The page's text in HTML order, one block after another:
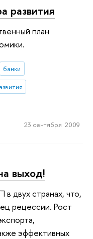
развития
план
банки
23 сентября 2009
выход!
в двух странах, что,
рецессии. Рост
эффективных